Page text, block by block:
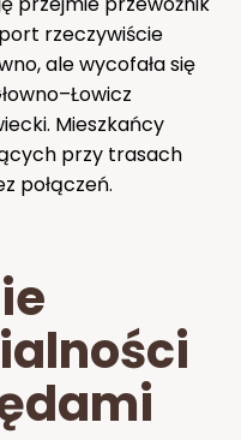
rzeczywiście
ale wycofała się
Mieszkańcy
przy trasach
połączeń.